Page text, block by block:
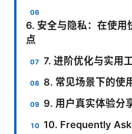
6. 安全与隐私：在使用
点
7. 进阶优化与实用
8. 常见场景下的使
9. 用户真实体验分
10. Frequently